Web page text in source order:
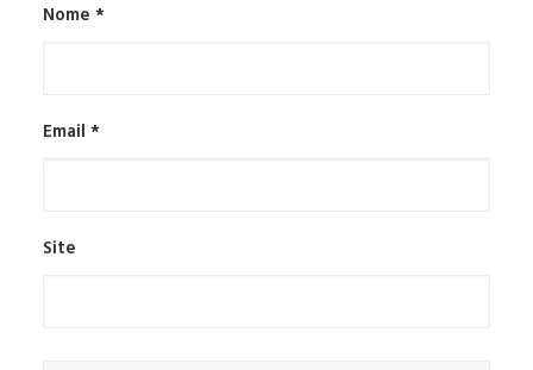
Nome *
Email *
Site